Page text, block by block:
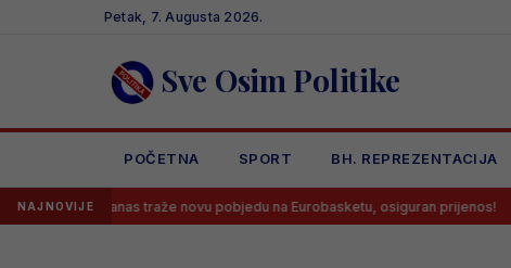
Petak, 7. Augusta 2026.
Sve Osim Politike
POČETNA SPORT BH. REPREZENTACIJA
NAJNOVIJE
danas traže novu pobjedu na Eurobasketu, osiguran prijenos! Velež